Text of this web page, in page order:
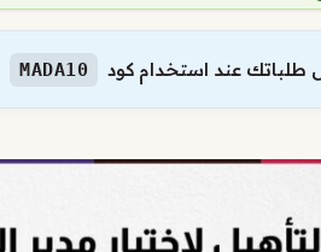
طلباتك عند استخدام كود MADA10